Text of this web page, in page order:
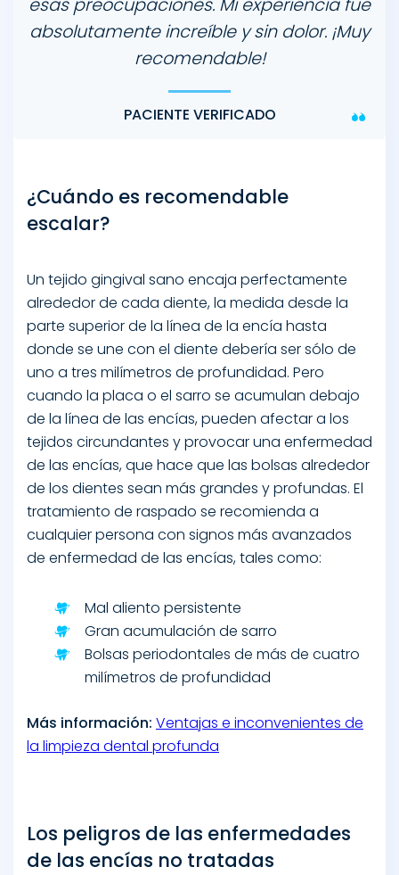
esas preocupaciones. Mi experiencia fue
absolutamente increíble y sin dolor. ¡Muy
recomendable!
PACIENTE VERIFICADO
¿Cuándo es recomendable
escalar?
Un tejido gingival sano encaja perfectamente
alrededor de cada diente, la medida desde la
parte superior de la línea de la encía hasta
donde se une con el diente debería ser sólo de
uno a tres milímetros de profundidad. Pero
cuando la placa o el sarro se acumulan debajo
de la línea de las encías, pueden afectar a los
tejidos circundantes y provocar una enfermedad
de las encías, que hace que las bolsas alrededor
de los dientes sean más grandes y profundas. El
tratamiento de raspado se recomienda a
cualquier persona con signos más avanzados
de enfermedad de las encías, tales como:
Mal aliento persistente
Gran acumulación de sarro
Bolsas periodontales de más de cuatro
milímetros de profundidad
Más información: Ventajas e inconvenientes de
la limpieza dental profunda
Los peligros de las enfermedades
de las encías no tratadas